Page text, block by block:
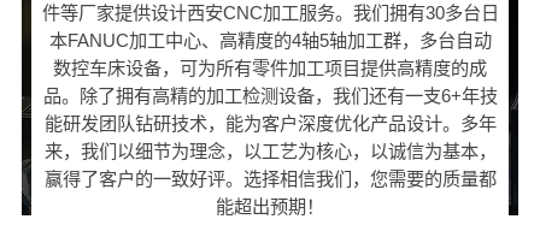
件等厂家提供设计西安CNC加工服务。我们拥有30多台日
本FANUC加工中心、高精度的4轴5轴加工群，多台自动
数控车床设备，可为所有零件加工项目提供高精度的成
品。除了拥有高精的加工检测设备，我们还有一支6+年技
能研发团队钻研技术，能为客户深度优化产品设计。多年
来，我们以细节为理念，以工艺为核心，以诚信为基本，
赢得了客户的一致好评。选择相信我们，您需要的质量都
能超出预期！